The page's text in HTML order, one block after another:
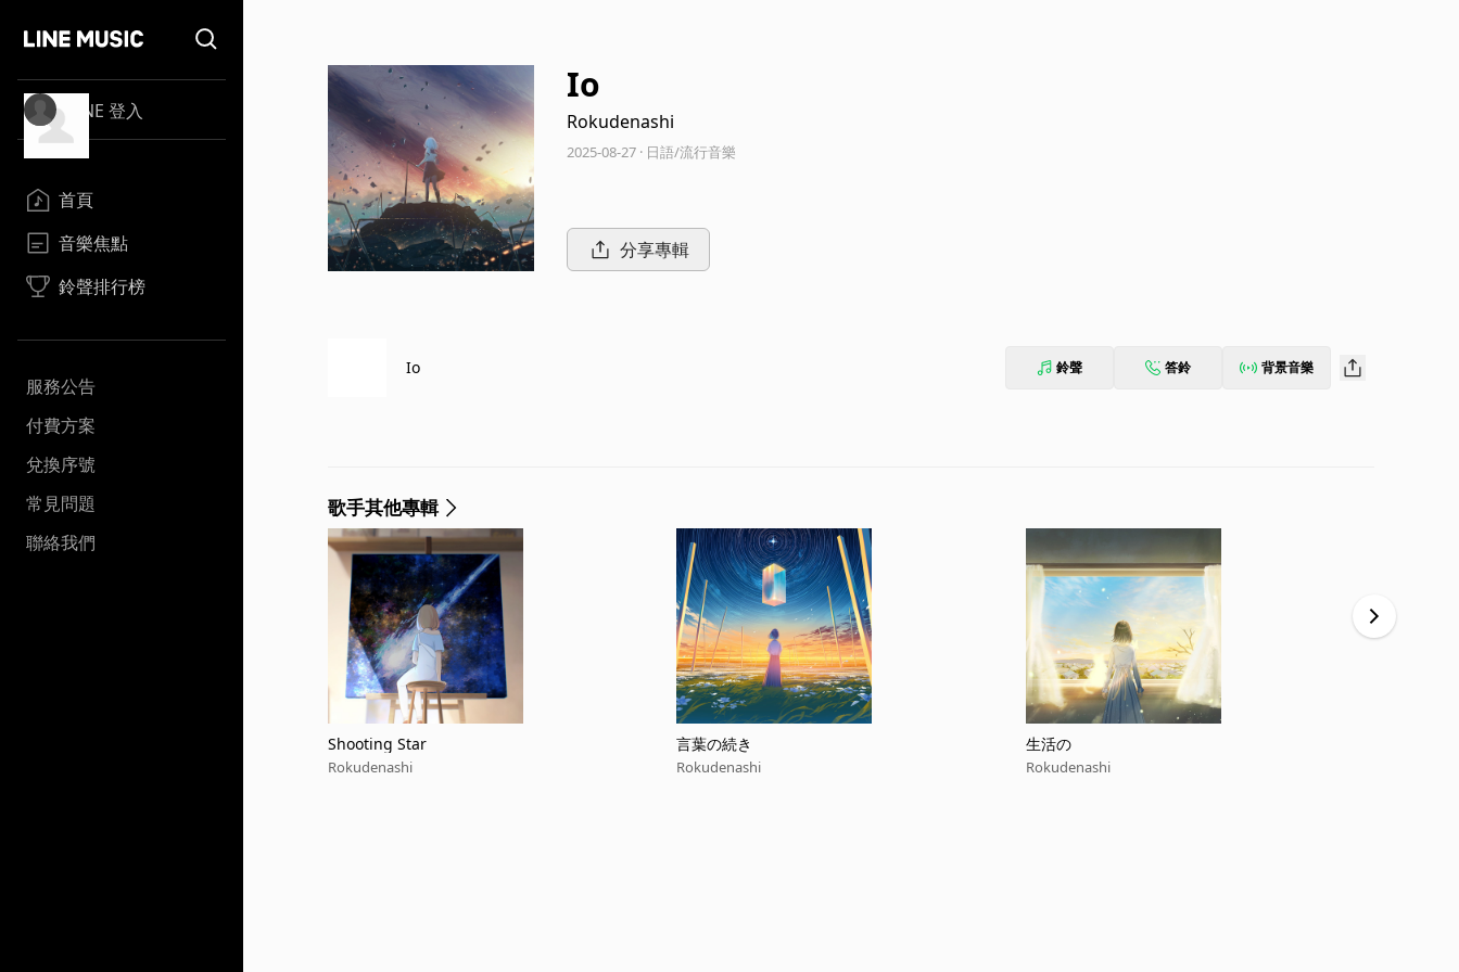
LINE 登入
首頁
音樂焦點
鈴聲排行榜
服務公告
付費方案
兌換序號
常見問題
聯絡我們
Io
Rokudenashi
2025-08-27 · 日語/流行音樂
分享專輯
Io 鈴聲 答鈴 背景音樂
歌手其他專輯
Shooting Star
Rokudenashi
言葉の続き
Rokudenashi
生活の
Rokudenashi